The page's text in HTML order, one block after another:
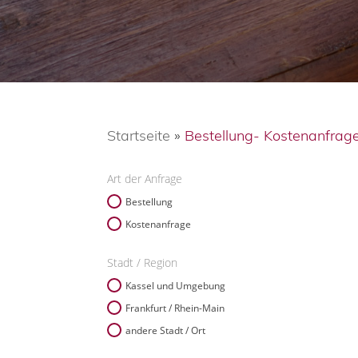
Startseite » Bestellung-
Art der Anfrage
Bestellung
Kostenanfrage
Stadt / Region
Kassel und Umgebung
Frankfurt / Rhein-Main
andere Stadt / Ort